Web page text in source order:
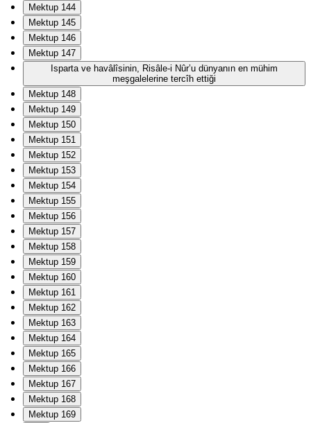
Mektup 144
Mektup 145
Mektup 146
Mektup 147
Isparta ve havâlîsinin, Risâle-i Nûr’u dünyanın en mühim
meşgalelerine tercîh ettiği
Mektup 148
Mektup 149
Mektup 150
Mektup 151
Mektup 152
Mektup 153
Mektup 154
Mektup 155
Mektup 156
Mektup 157
Mektup 158
Mektup 159
Mektup 160
Mektup 161
Mektup 162
Mektup 163
Mektup 164
Mektup 165
Mektup 166
Mektup 167
Mektup 168
Mektup 169